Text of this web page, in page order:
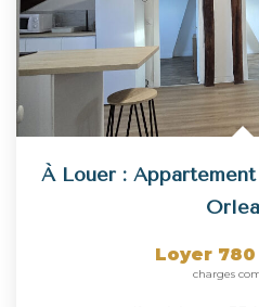
À Louer :
Loyer
charges